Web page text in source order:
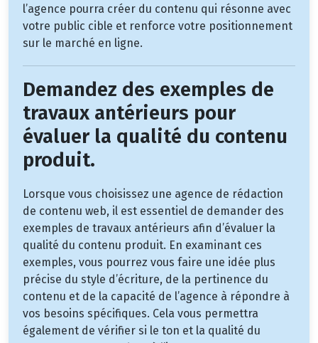
l’agence pourra créer du contenu qui résonne avec
votre public cible et renforce votre positionnement
sur le marché en ligne.
Demandez des exemples de
travaux antérieurs pour
évaluer la qualité du contenu
produit.
Lorsque vous choisissez une agence de rédaction
de contenu web, il est essentiel de demander des
exemples de travaux antérieurs afin d’évaluer la
qualité du contenu produit. En examinant ces
exemples, vous pourrez vous faire une idée plus
précise du style d’écriture, de la pertinence du
contenu et de la capacité de l’agence à répondre à
vos besoins spécifiques. Cela vous permettra
également de vérifier si le ton et la qualité du